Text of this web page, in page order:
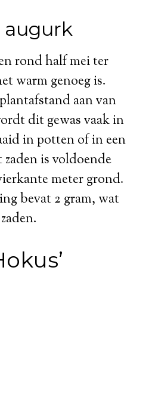
augurk
rond half mei ter
warm genoeg is.
aan van
dit gewas vaak in
in potten of in een
zaden is voldoende
meter grond.
bevat 2 gram, wat